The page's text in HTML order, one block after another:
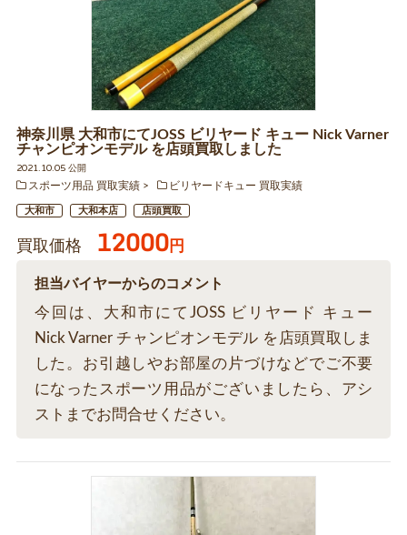
神奈川県 大和市にてJOSS ビリヤード キュー Nick Varner
チャンピオンモデル を店頭買取しました
2021.10.05 公開
スポーツ用品 買取実績
ビリヤードキュー 買取実績
大和市 大和本店 店頭買取
買取価格 12000円
担当バイヤーからのコメント
今回は、大和市にてJOSS ビリヤード キュー
Nick Varner チャンピオンモデル を店頭買取しま
した。お引越しやお部屋の片づけなどでご不要
になったスポーツ用品がございましたら、アシ
ストまでお問合せください。